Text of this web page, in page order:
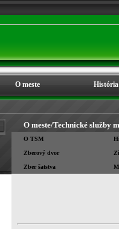
O meste História
O meste/Technické služby
O TSM
Zberový dvor
Zber šatstva